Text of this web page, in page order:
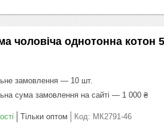
чоловіча однотонна котон
замовлення — 10 шт.
сума замовлення на сайті — 1 000 ₴
Тільки оптом Код: МК2791-46